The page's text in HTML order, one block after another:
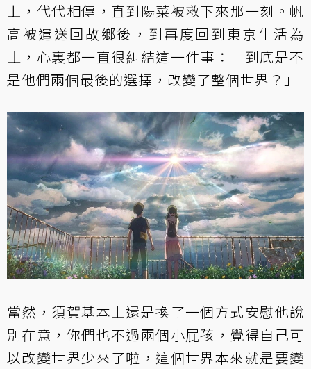
上，代代相傳，直到陽菜被救下來那一刻。帆
高被遣送回故鄉後，到再度回到東京生活為
止，心裏都一直很糾結這一件事：「到底是不
是他們兩個最後的選擇，改變了整個世界？」
當然，須賀基本上還是換了一個方式安慰他說
別在意，你們也不過兩個小屁孩，覺得自己可
以改變世界少來了啦，這個世界本來就是要變